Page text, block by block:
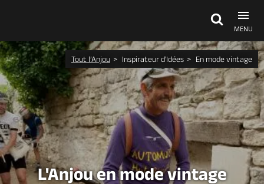
MENU
Découvrir
À voir, à faire
Agenda
Tout l’Anjou Inspirateur d'Idées En mode vintage
L'Anjou en mode vintage